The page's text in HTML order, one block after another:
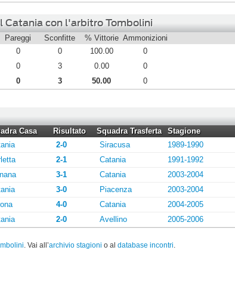
con l'arbitro Tombolini
Pareggi Sconfitte % Vittorie Ammonizioni
0 0 100.00
0
0 3 0.00
0
0 3 50.00 0
Casa Risultato Squadra Trasferta
Stagione
2-0 Siracusa
1989-1990
2-1 Catania
1991-1992
3-1 Catania
2003-2004
3-0 Piacenza
2003-2004
4-0 Catania
2004-2005
2-0 Avellino 2005-2006
. Vai all’archivio stagioni o al database incontri.